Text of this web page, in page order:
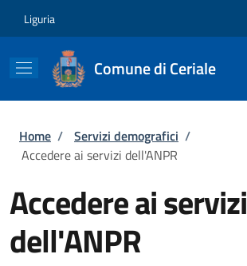
Liguria
Comune di Ceriale
Briciole di pane
Home / Servizi demografici /
Accedere ai servizi dell'ANPR
Accedere ai servizi
dell'ANPR